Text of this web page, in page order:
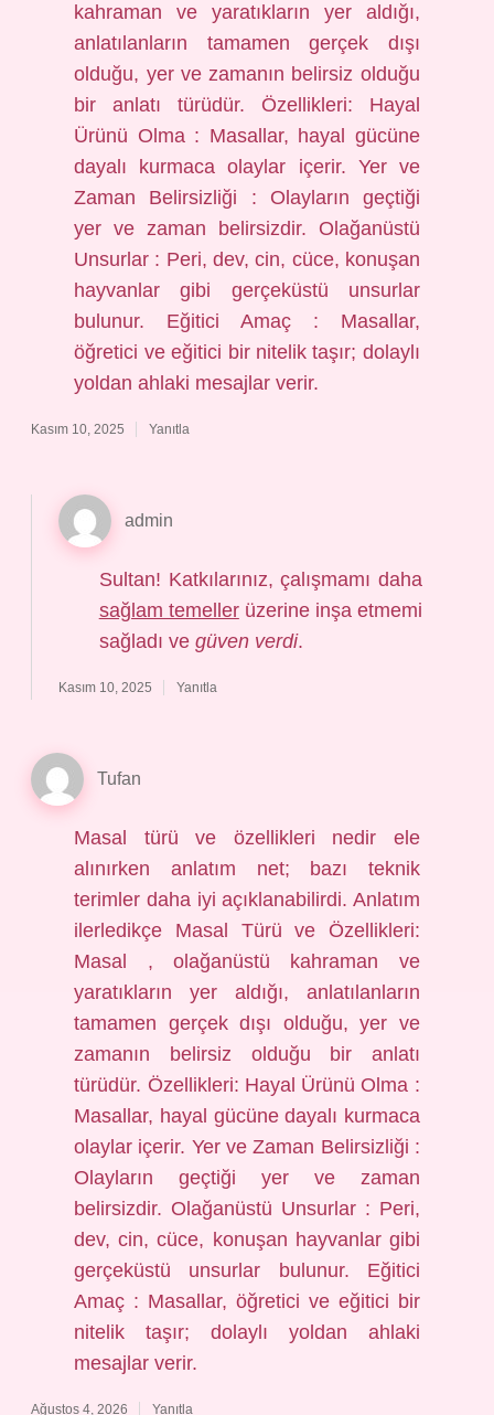
kahraman ve yaratıkların yer aldığı,
anlatılanların tamamen gerçek dışı
olduğu, yer ve zamanın belirsiz olduğu
bir anlatı türüdür. Özellikleri: Hayal
Ürünü Olma : Masallar, hayal gücüne
dayalı kurmaca olaylar içerir. Yer ve
Zaman Belirsizliği : Olayların geçtiği
yer ve zaman belirsizdir. Olağanüstü
Unsurlar : Peri, dev, cin, cüce, konuşan
hayvanlar gibi gerçeküstü unsurlar
bulunur. Eğitici Amaç : Masallar,
öğretici ve eğitici bir nitelik taşır; dolaylı
yoldan ahlaki mesajlar verir.
Kasım 10, 2025 Yanıtla
admin
Sultan! Katkılarınız, çalışmamı daha
sağlam temellerüzerine inşa etmemi
sağladı ve güven verdi.
Kasım 10, 2025 Yanıtla
Tufan
Masal türü ve özellikleri nedir ele
alınırken anlatım net; bazı teknik
terimler daha iyi açıklanabilirdi. Anlatım
ilerledikçe Masal Türü ve Özellikleri:
Masal , olağanüstü kahraman ve
yaratıkların yer aldığı, anlatılanların
tamamen gerçek dışı olduğu, yer ve
zamanın belirsiz olduğu bir anlatı
türüdür. Özellikleri: Hayal Ürünü Olma :
Masallar, hayal gücüne dayalı kurmaca
olaylar içerir. Yer ve Zaman Belirsizliği :
Olayların geçtiği yer ve zaman
belirsizdir. Olağanüstü Unsurlar : Peri,
dev, cin, cüce, konuşan hayvanlar gibi
gerçeküstü unsurlar bulunur. Eğitici
Amaç : Masallar, öğretici ve eğitici bir
nitelik taşır; dolaylı yoldan ahlaki
mesajlar verir.
Ağustos 4, 2026 Yanıtla